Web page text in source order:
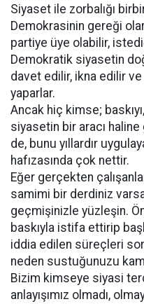
Siyaset ile zorbalığı
Demokrasinin gereği
partiye üye olabilir,
Demokratik siyasetin
davet edilir, ikna edilir
yaparlar.
Ancak hiç kimse;
siyasetin bir aracı
de, bunu yıllardır
hafızasında çok nettir.
Eğer gerçekten
samimi bir derdiniz
geçmişinizle yüzleşin.
baskıyla istifa ettirip
iddia edilen süreçleri
neden sustuğunuzu
Bizim kimseye siyasi
anlayışımız olmadı,